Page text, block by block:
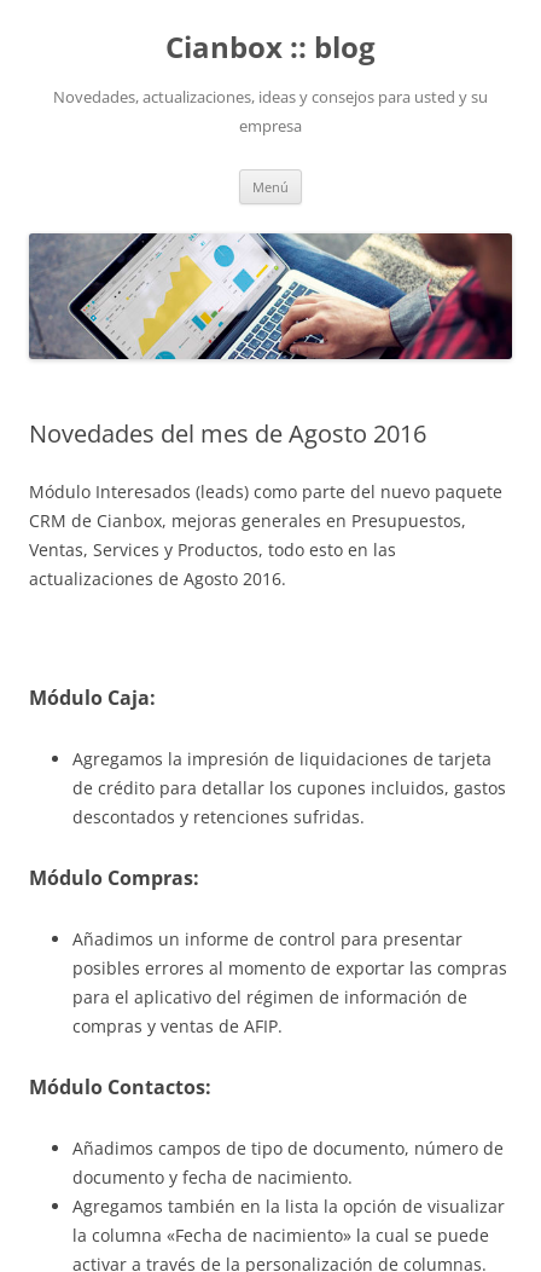
Cianbox :: blog
Novedades, actualizaciones, ideas y consejos para usted y su
empresa
Menú
Novedades del mes de Agosto 2016
Módulo Interesados (leads) como parte del nuevo paquete
CRM de Cianbox, mejoras generales en Presupuestos,
Ventas, Services y Productos, todo esto en las
actualizaciones de Agosto 2016.
Módulo Caja:
Agregamos la impresión de liquidaciones de tarjeta
de crédito para detallar los cupones incluidos, gastos
descontados y retenciones sufridas.
Módulo Compras:
Añadimos un informe de control para presentar
posibles errores al momento de exportar las compras
para el aplicativo del régimen de información de
compras y ventas de AFIP.
Módulo Contactos:
Añadimos campos de tipo de documento, número de
documento y fecha de nacimiento.
Agregamos también en la lista la opción de visualizar
la columna «Fecha de nacimiento» la cual se puede
activar a través de la personalización de columnas.